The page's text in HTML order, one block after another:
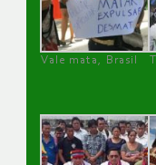
Vale mata, Brasil